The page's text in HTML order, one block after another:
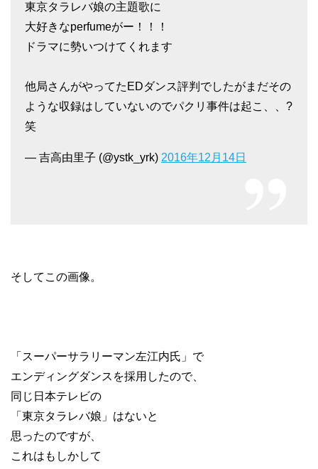
東京タラレバ娘の主題歌に
大好きなperfumeがー！！！
ドラマに勢いつけてくれます
他局さんがやってたEDダンス評判でしたがまだその
ような収録はしていないのでパクリ事件は起こ、、?
笑
— 吉高由里子 (@ystk_yrk) 2016年12月14日
そしてこの画像。
「スーパーサラリーマン左江内氏」で
エンディングダンスを採用したので、
同じ日本テレビの
「東京タラレバ娘」はないと
思ったのですが、
これはもしかして